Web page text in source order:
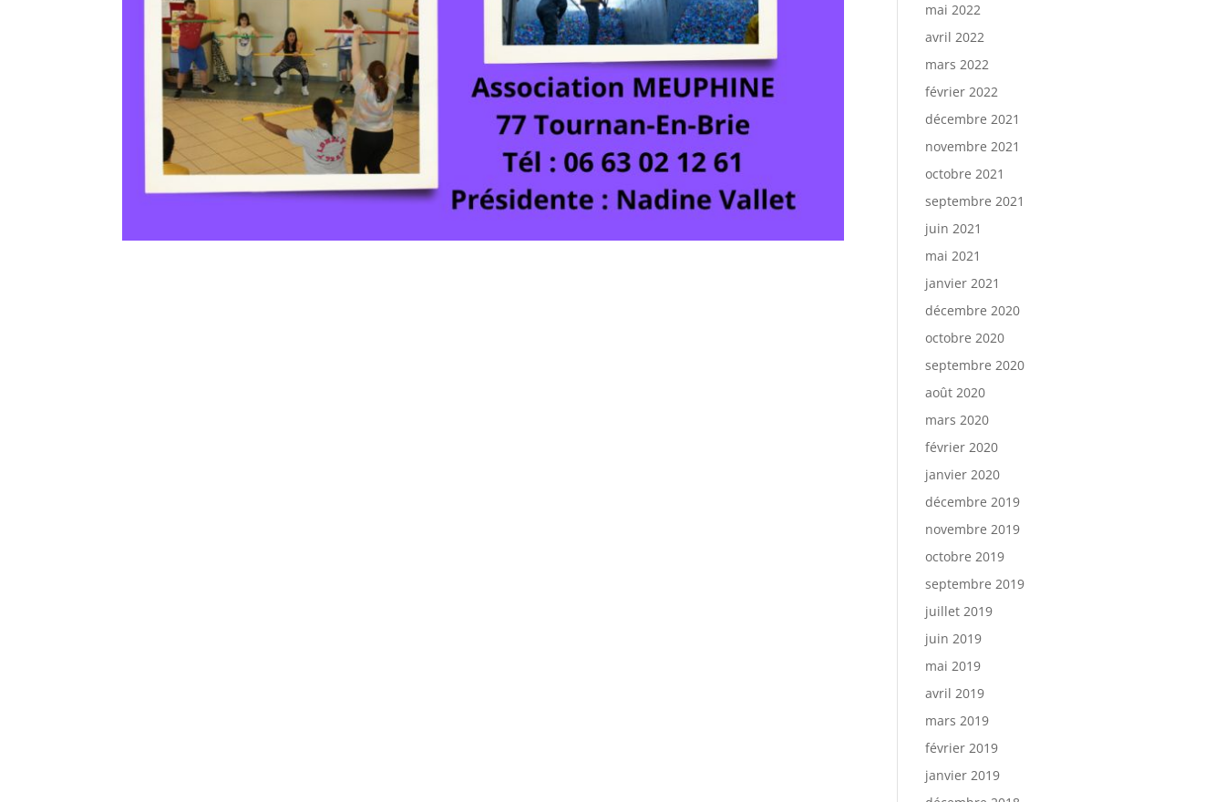
mai 2022
avril 2022
mars 2022
février 2022
décembre 2021
novembre 2021
octobre 2021
septembre 2021
juin 2021
mai 2021
janvier 2021
décembre 2020
octobre 2020
septembre 2020
août 2020
mars 2020
février 2020
janvier 2020
décembre 2019
novembre 2019
octobre 2019
septembre 2019
juillet 2019
juin 2019
mai 2019
avril 2019
mars 2019
février 2019
janvier 2019